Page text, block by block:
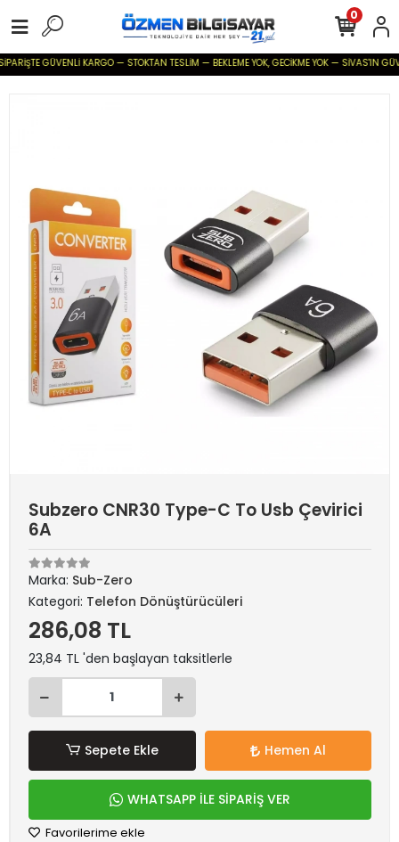
GÜVENLİ KARGO — STOKTAN TESLİM — BEKLEME YOK, GECİKME YOK — SİVAS'IN
0
Subzero CNR30 Type-C To Usb Çevirici
6A
Marka: Sub-Zero
Kategori: Telefon Dönüştürücüleri
286,08 TL
23,84 TL 'den başlayan taksitlerle
Sepete Ekle Hemen Al
WHATSAPP İLE SİPARİŞ VER
Favorilerime ekle